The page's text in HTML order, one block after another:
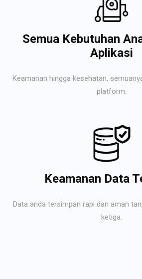
Semua Kebutuhan
Aplikasi
Keamanan hingga kesehatan,
platform.
Keamanan Data
Data anda tersimpan rapi dan aman
ketiga.